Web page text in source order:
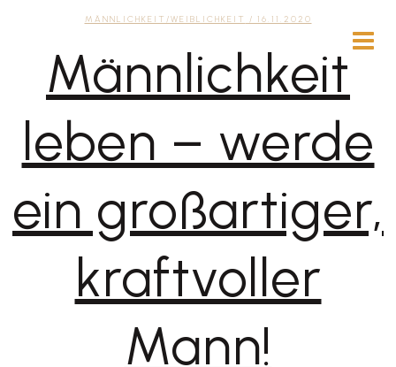
MÄNNLICHKEIT/WEIBLICHKEIT / 16.11.2020
Männlichkeit
leben – werde
ein großartiger,
kraftvoller
Mann!